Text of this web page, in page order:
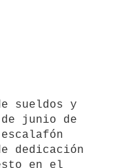
de junio de
dedicación
en el